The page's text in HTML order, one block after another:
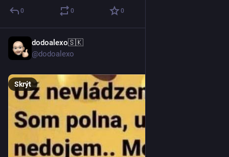
0 0 0
dodoalexo🇸🇰
@dodoalexo
Skrýt